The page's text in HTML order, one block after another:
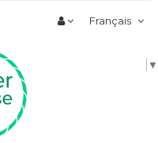
Français
▼